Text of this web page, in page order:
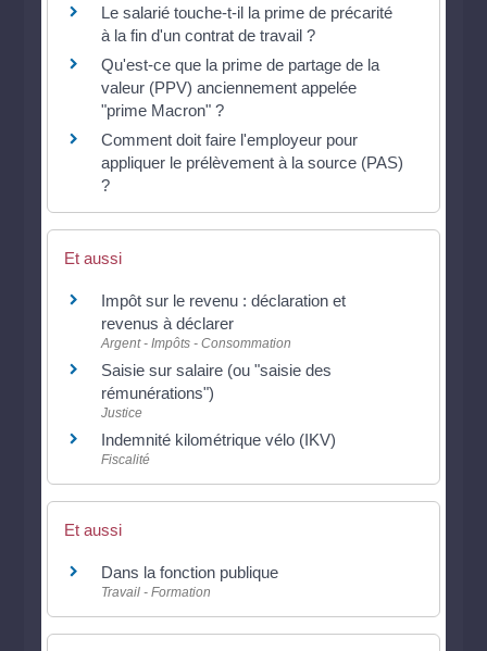
Le salarié touche-t-il la prime de précarité
à la fin d'un contrat de travail ?
Qu'est-ce que la prime de partage de la
valeur (PPV) anciennement appelée
"prime Macron" ?
Comment doit faire l'employeur pour
appliquer le prélèvement à la source (PAS)
?
Et aussi
Impôt sur le revenu : déclaration et
revenus à déclarer
Argent - Impôts - Consommation
Saisie sur salaire (ou "saisie des
rémunérations")
Justice
Indemnité kilométrique vélo (IKV)
Fiscalité
Et aussi
Dans la fonction publique
Travail - Formation